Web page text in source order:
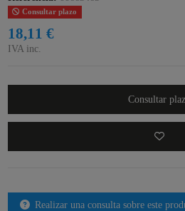
Consultar plazo
18,11 €
IVA inc.
Consultar
Realizar una consulta sobre este